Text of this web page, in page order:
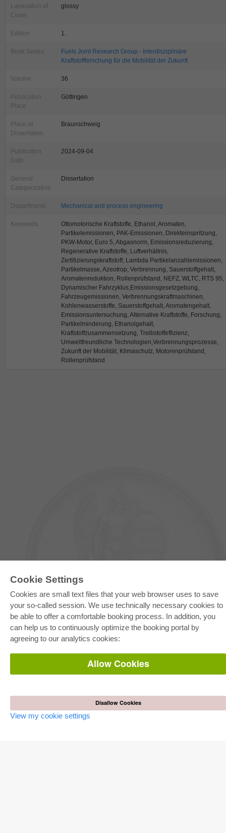
Cookie Settings
Cookies are small text files that your web browser uses to save
your so-called session. We use technically necessary cookies to
be able to offer a comfortable booking process. In addition, you
can help us to continuously optimize the booking portal by
agreeing to our analytics cookies:
Allow Cookies
Disallow Cookies
View my cookie settings
Lamination of
Cover
glossy
Edition 1.
Book Series
Fuels Joint Research Group - Interdisziplinäre
Kraftstoffforschung für die Mobilität der Zukunft
Volume 36
Publication
Place
Göttingen
Place of
Dissertation
Braunschweig
Publication
Date
2024-09-04
General
Categorization
Dissertation
Departments Mechanical and process engineering
Keywords
Ottomotorische Kraftstoffe, Ethanol, Aromaten,
Partikelemissionen, PAK-Emissionen, Direkteinspritzung,
PKW-Motor, Euro 5, Abgasnorm, Emissionsreduzierung,
Regenerative Kraftstoffe, Luftverhältnis,
Zertifizierungskraftstoff, Lambda Partikelanzahlemissionen,
Partikelmasse, Azeotrop, Verbrennung, Sauerstoffgehalt,
Aromatenreduktion, Rollenprüfstand, NEFZ, WLTC, RTS 95,
Dynamischer Fahrzyklus,Emissionsgesetzgebung,
Fahrzeugemissionen, Verbrennungskraftmaschinen,
Kohlenwasserstoffe, Sauerstoffgehalt, Aromatengehalt,
Emissionsuntersuchung, Alternative Kraftstoffe, Forschung,
Partikelminderung, Ethanolgehalt,
Kraftstoffzusammensetzung, Treibstoffeffizienz,
Umweltfreundliche Technologien,Verbrennungsprozesse,
Zukunft der Mobilität, Klimaschutz, Motorenprüfstand,
Rollenprüfstand
E-COLLECTION
Full Package
Department Packages
E-Book Delivery
Frequently Asked Questions (FAQ)
Publish dissertation